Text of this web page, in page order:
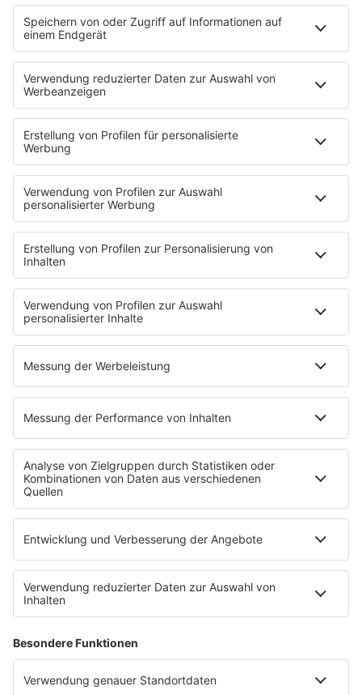
Sonntag Morgen
Strandbar
Putzfimmel
Deutschpop
Deutsche Liebeslieder
PODCASTS
Mit den Waffeln einer Frau
Frühstück bei Barbara
Brave & One
NotAufnahme
"Bewerbung und Karriere"
Aber bitte mit Schlager
Erdbeerkäse
Fitness mit M.A.R.K
Glück in Worten
Todesursache
Niemand muss ein Promi sein
PROGRAMM
Mit den Waffeln einer Frau
SERVICE
Empfang
barba radio App
Impressum
Datenschutz Facebook & Instagram
Datenschutzeinstellungen
Clubbedingungen
Werbung schalten
Waffel-Werbepartner
80s80s.de